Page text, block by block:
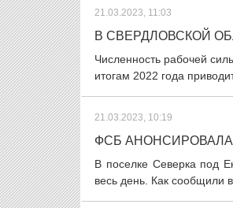
21.03.2023, 11:03
В СВЕРДЛОВСКОЙ
Численность рабочей
итогам 2022 года
21.03.2023, 10:19
ФСБ
В поселке Северка под
весь день. Как сообщили